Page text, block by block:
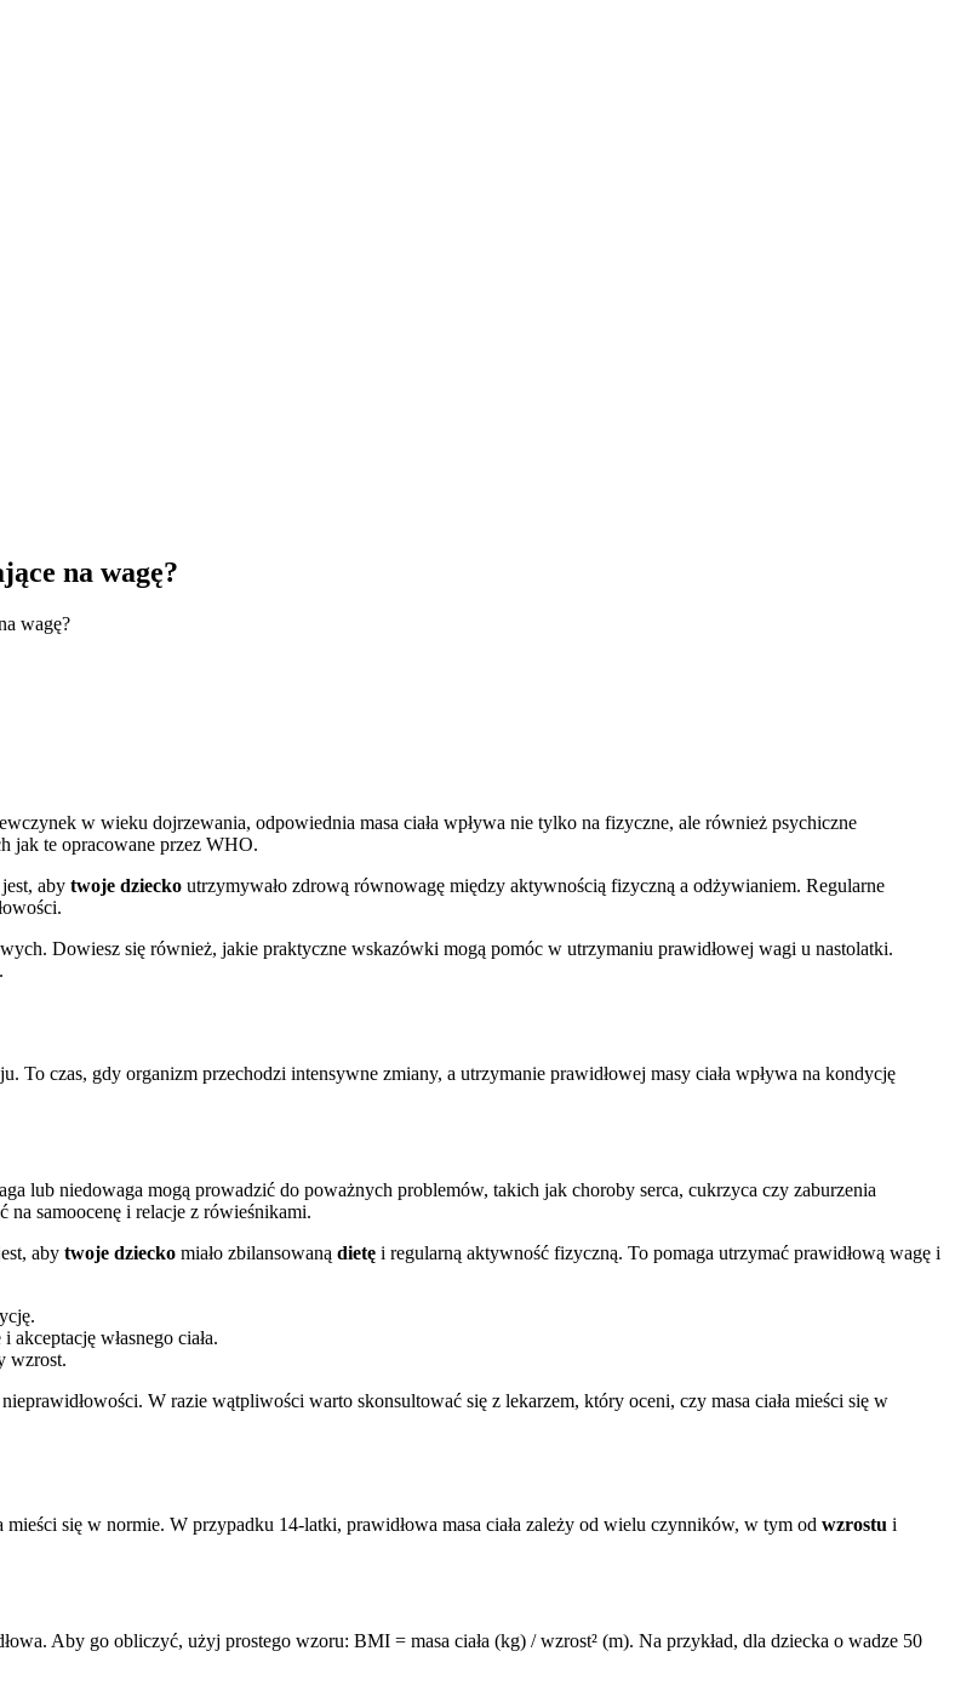
na wagę?
wagę?
w wieku dojrzewania, odpowiednia masa ciała wpływa nie tylko na fizyczne, ale również psychiczne
jak te opracowane przez WHO.
aby twoje dziecko utrzymywało zdrową równowagę między aktywnością fizyczną a odżywianiem. Regularne
Dowiesz się również, jakie praktyczne wskazówki mogą pomóc w utrzymaniu prawidłowej wagi u nastolatki.
czas, gdy organizm przechodzi intensywne zmiany, a utrzymanie prawidłowej masy ciała wpływa na kondycję
lub niedowaga mogą prowadzić do poważnych problemów, takich jak choroby serca, cukrzyca czy zaburzenia
na samoocenę i relacje z rówieśnikami.
aby twoje dziecko miało zbilansowaną dietę i regularną aktywność fizyczną. To pomaga utrzymać prawidłową wagę i
własnego ciała.
wzrost.
W razie wątpliwości warto skonsultować się z lekarzem, który oceni, czy masa ciała mieści się w
mieści się w normie. W przypadku 14-latki, prawidłowa masa ciała zależy od wielu czynników, w tym od wzrostu i
Aby go obliczyć, użyj prostego wzoru: BMI = masa ciała (kg) / wzrost² (m). Na przykład, dla dziecka o wadze 50